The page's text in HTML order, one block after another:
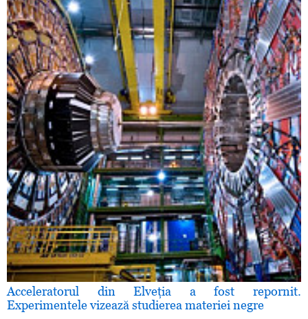
Acceleratorul din Elveţia a fost repornit.
Experimentele vizează studierea materiei negre